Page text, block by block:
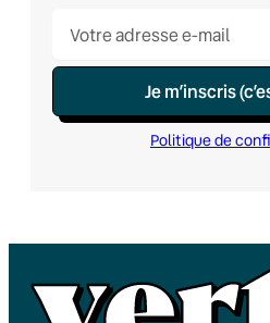
Je m’inscris
Politique de